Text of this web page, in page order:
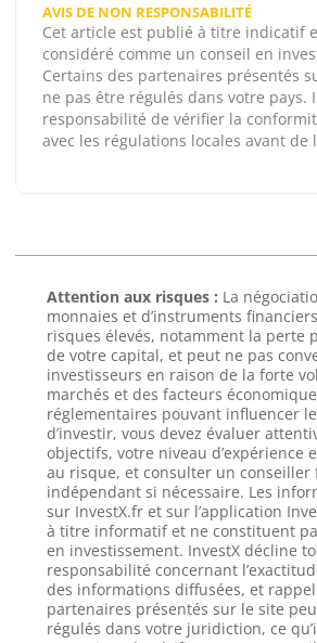
AVIS DE NON RESPONSABILITÉ
Cet article est publié à titre indicatif
considéré comme un conseil en
Certains des partenaires présentés
ne pas être régulés dans votre pays.
responsabilité de vérifier la
avec les régulations locales avant de
Attention aux risques : La
monnaies et d’instruments
risques élevés, notamment la perte
de votre capital, et peut ne pas
investisseurs en raison de la forte
marchés et des facteurs
réglementaires pouvant influencer
d’investir, vous devez évaluer
objectifs, votre niveau d’expérience
au risque, et consulter un conseiller
indépendant si nécessaire. Les
sur InvestX.fr et sur l’application
à titre informatif et ne constituent
en investissement. InvestX décline
responsabilité concernant
des informations diffusées, et
partenaires présentés sur le site
régulés dans votre juridiction, ce